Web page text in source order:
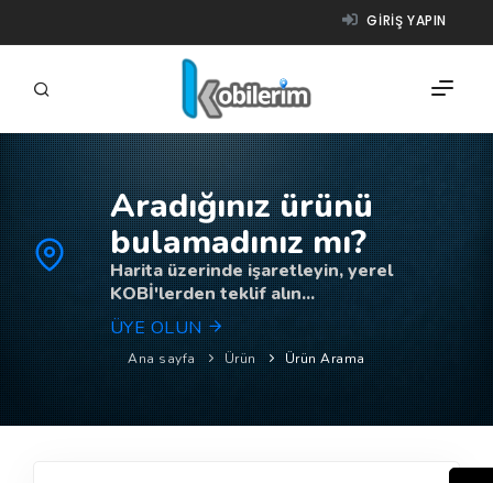
GIRIŞ YAPIN
FIRMALAR
ÜRÜNLER
NASIL ÇALIŞIR?
YARDIM
Aradığınız ürünü
bulamadınız mı?
Harita üzerinde işaretleyin, yerel
KOBİ'lerden teklif alın...
ÜYE OLUN
Ana sayfa Ürün Ürün Arama